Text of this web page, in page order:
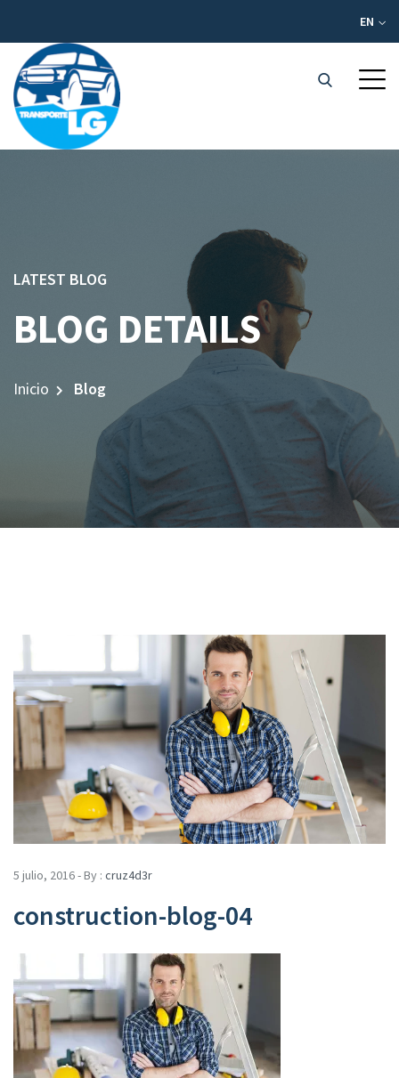
EN
LATEST BLOG
BLOG DETAILS
Inicio Blog
5 julio, 2016 - By : cruz4d3r
construction-blog-04